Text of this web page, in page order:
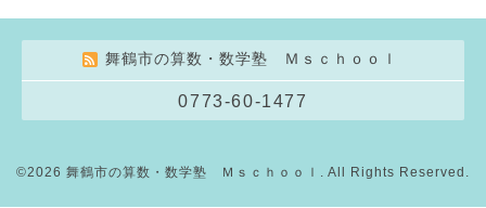
舞鶴市の算数・数学塾 Ｍｓｃｈｏｏｌ
0773-60-1477
©2026 舞鶴市の算数・数学塾 Ｍｓｃｈｏｏｌ . All Rights Reserved.